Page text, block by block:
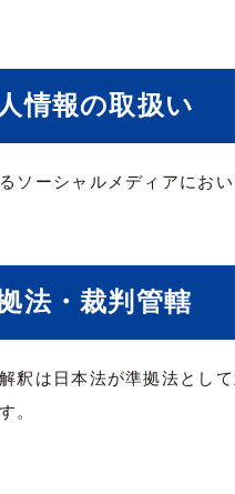
情報の取扱い
ソーシャルメディアにお
法・裁判管轄
釈は日本法が準拠法とし
。